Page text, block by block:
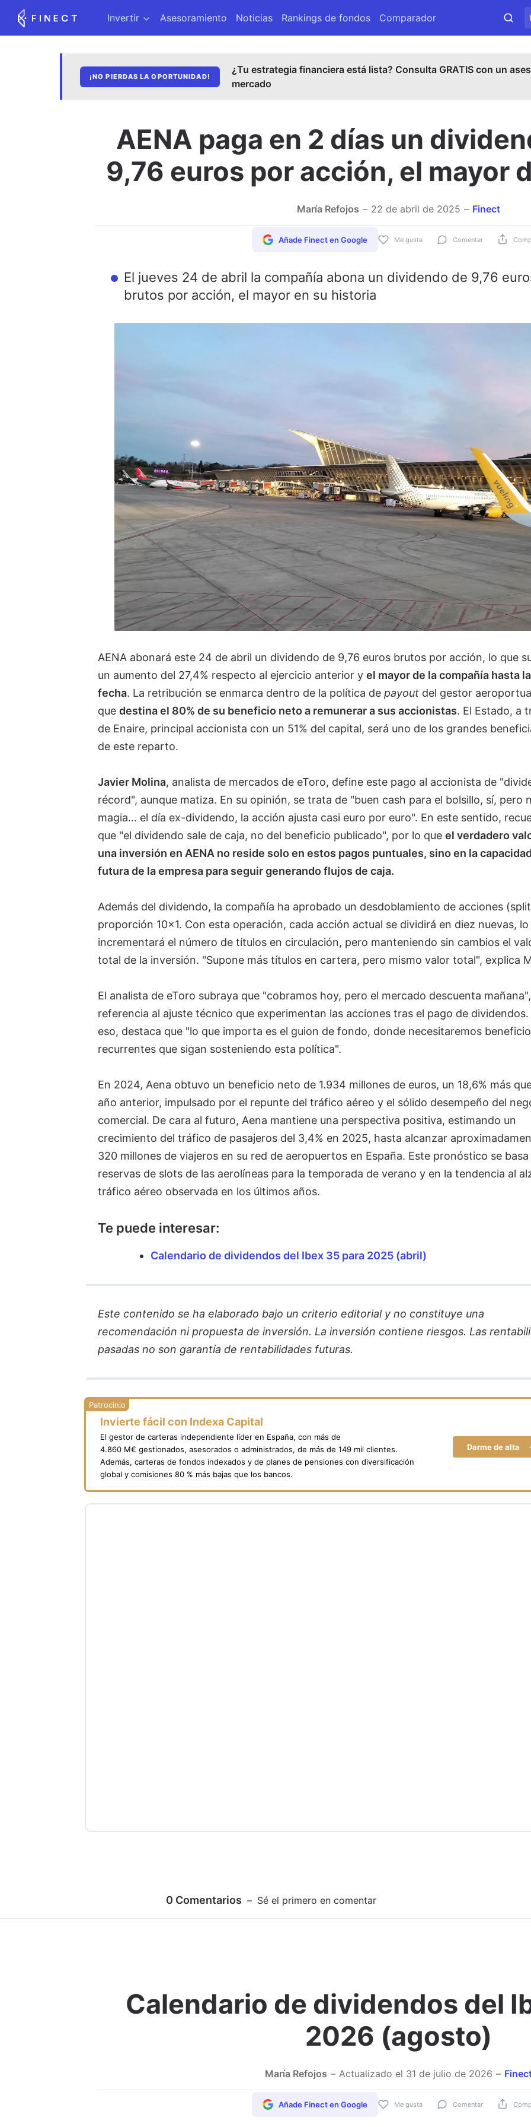
Invertir Asesoramiento Noticias Rankings de fondos Comparador
¡NO PIERDAS LA OPORTUNIDAD!
¿Tu estrategia financiera está lista? Consulta GRATIS con un
mercado
AENA paga en 2 días un
9,76 euros por acción, el mayor
María Refojos 22 de abril de 2025 Finect
Me gusta Comentar
Añade Finect en Google
El jueves 24 de abril la compañía abona un dividendo de 9,76
brutos por acción, el mayor en su historia
AENA abonará este 24 de abril un dividendo de 9,76 euros brutos por acción, lo que
un aumento del 27,4% respecto al ejercicio anterior y el mayor de la compañía hasta la
fecha. La retribución se enmarca dentro de la política de payout del gestor
que destina el 80% de su beneficio neto a remunerar a sus accionistas. El Estado, a
de Enaire, principal accionista con un 51% del capital, será uno de los grandes
de este reparto.
Javier Molina, analista de mercados de eToro, define este pago al accionista de
récord", aunque matiza. En su opinión, se trata de "buen cash para el bolsillo, sí, pero
magia... el día ex-dividendo, la acción ajusta casi euro por euro". En este sentido,
que "el dividendo sale de caja, no del beneficio publicado", por lo que el verdadero
una inversión en AENA no reside solo en estos pagos puntuales, sino en la capacidad
futura de la empresa para seguir generando flujos de caja.
Además del dividendo, la compañía ha aprobado un desdoblamiento de acciones
proporción 10×1. Con esta operación, cada acción actual se dividirá en diez nuevas, lo
incrementará el número de títulos en circulación, pero manteniendo sin cambios el
total de la inversión. "Supone más títulos en cartera, pero mismo valor total", explica
El analista de eToro subraya que "cobramos hoy, pero el mercado descuenta
referencia al ajuste técnico que experimentan las acciones tras el pago de dividendos.
eso, destaca que "lo que importa es el guion de fondo, donde necesitaremos
recurrentes que sigan sosteniendo esta política".
En 2024, Aena obtuvo un beneficio neto de 1.934 millones de euros, un 18,6% más
año anterior, impulsado por el repunte del tráfico aéreo y el sólido desempeño del
comercial. De cara al futuro, Aena mantiene una perspectiva positiva, estimando un
crecimiento del tráfico de pasajeros del 3,4% en 2025, hasta alcanzar
320 millones de viajeros en su red de aeropuertos en España. Este pronóstico se basa
reservas de slots de las aerolíneas para la temporada de verano y en la tendencia al
tráfico aéreo observada en los últimos años.​
Te puede interesar:
Calendario de dividendos del Ibex 35 para 2025 (abril)
Este contenido se ha elaborado bajo un criterio editorial y no constituye una
recomendación ni propuesta de inversión. La inversión contiene riesgos. Las
pasadas no son garantía de rentabilidades futuras.
Invierte fácil con Indexa Capital
El gestor de carteras independiente líder en España, con más de
4.860 M€ gestionados, asesorados o administrados, de más de 149 mil clientes.
Además, carteras de fondos indexados y de planes de pensiones con diversificación
global y comisiones 80 % más bajas que los bancos.
Darme de alta
0 Comentarios Sé el primero en comentar
Adjuntar imagen
Calendario de dividendos del
2026 (agosto)
María Refojos Actualizado el 31 de julio de 2026
Me gusta Comentar
Añade Finect en Google